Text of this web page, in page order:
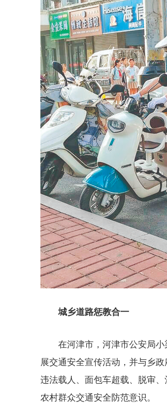
城乡道路惩教合一
在河津市，河津市公安局
展交通安全宣传活动，并与乡
违法载人、面包车超载、脱审
农村群众交通安全防范意识。